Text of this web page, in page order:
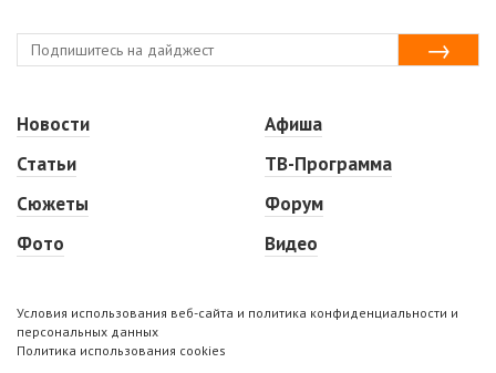
Новости
Статьи
Сюжеты
Фото
Афиша
ТВ-Программа
Форум
Видео
Условия использования веб-сайта и политика конфиденциальности и
персональных данных
Политика использования cookies